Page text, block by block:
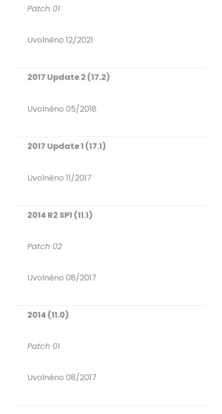
Patch 01
Uvolněno 12/2021
2017 Update 2 (17.2)
Uvolněno 05/2018
2017 Update 1 (17.1)
Uvolněno 11/2017
2014 R2 SP1 (11.1)
Patch 02
Uvolněno 08/2017
2014 (11.0)
Patch 01
Uvolněno 08/2017